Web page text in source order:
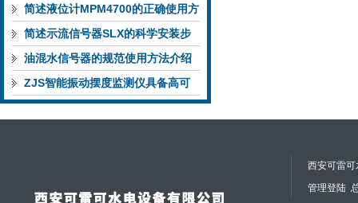
简述液位计MPM4700的正确使用方
法
简述示流信号器SLX的科学安装步
骤
油混水信号器的规范使用方法介绍
ZJS智能振动摆度监测仪具备高可
靠性与自诊断能力
西安可雷
管理登陆